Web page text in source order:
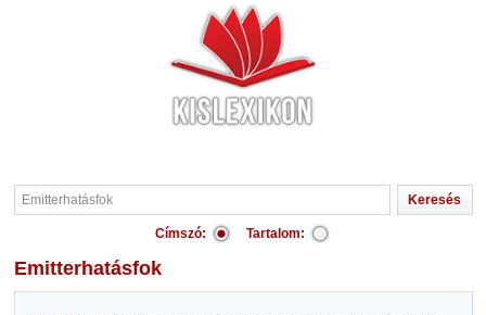
Címszó: Tartalom:
Emitterhatásfok